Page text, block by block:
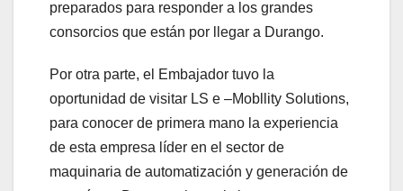
preparados para responder a los grandes
consorcios que están por llegar a Durango.
Por otra parte, el Embajador tuvo la
oportunidad de visitar LS e –Mobllity Solutions,
para conocer de primera mano la experiencia
de esta empresa líder en el sector de
maquinaria de automatización y generación de